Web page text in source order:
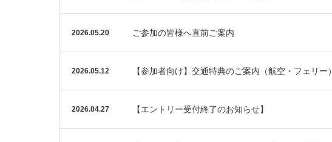
2026.05.20 ご参加の皆様へ直前ご案内
2026.05.12 【参加者向け】交通特典のご案内（航空・フェリー）
2026.04.27 【エントリー受付終了のお知らせ】